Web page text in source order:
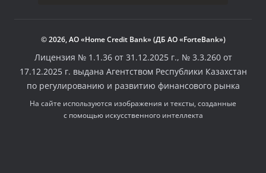
© 2026, АО «Home Credit Bank» (ДБ АО «ForteBank»)
Лицензия № 1.1.36 от 31.12.2025 г., № 3.3.260 от
17.12.2025 г. выдана Агентством Республики Казахстан
по регулированию и развитию финансового рынка
На сайте используются изображения и тексты, созданные
с помощью искусственного интеллекта